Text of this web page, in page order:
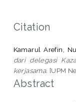
Citation
Kamarul Arefin,
dari delegasi
kerjasama. [UPM
Abstract